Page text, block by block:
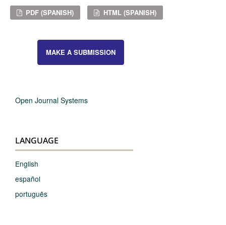
PDF (SPANISH) HTML (SPANISH)
MAKE A SUBMISSION
Open Journal Systems
LANGUAGE
English
español
português